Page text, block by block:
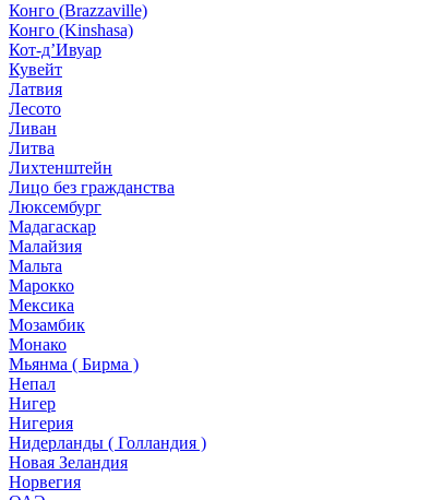
Конго (Brazzaville)
Конго (Kinshasa)
Кот-д’Ивуар
Кувейт
Латвия
Лесото
Ливан
Литва
Лихтенштейн
Лицо без гражданства
Люксембург
Мадагаскар
Малайзия
Мальта
Марокко
Мексика
Мозамбик
Монако
Мьянма ( Бирма )
Непал
Нигер
Нигерия
Нидерланды ( Голландия )
Новая Зеландия
Норвегия